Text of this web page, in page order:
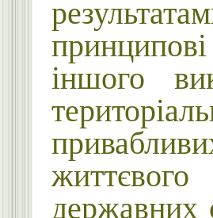
іншого
державних